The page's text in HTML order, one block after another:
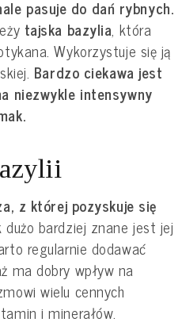
tajska bazylia, która
Wykorzystuje się ją
Bardzo ciekawa jest
niezwykle intensywny
z której pozyskuje się
dużo bardziej znane jest jej
regularnie dodawać
ma dobry wpływ na
wielu cennych
i minerałów.